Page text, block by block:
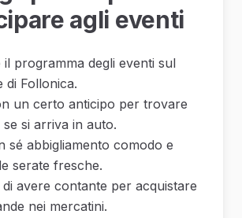
agli eventi
programma degli eventi sul
di Follonica.
un certo anticipo per trovare
si arriva in auto.
sé abbigliamento comodo e
serate fresche.
avere contante per acquistare
nei mercatini.